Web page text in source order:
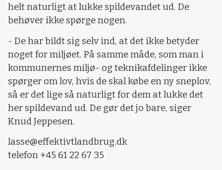
helt naturligt at lukke spildevandet ud. De
behøver ikke spørge nogen.
- De har bildt sig selv ind, at det ikke betyder
noget for miljøet. På samme måde, som man i
kommunernes miljø- og teknikafdelinger ikke
spørger om lov, hvis de skal købe en ny sneplov,
så er det lige så naturligt for dem at lukke det
her spildevand ud. De gør det jo bare, siger
Knud Jeppesen.
lasse@effektivtlandbrug.dk
telefon +45 61 22 67 35